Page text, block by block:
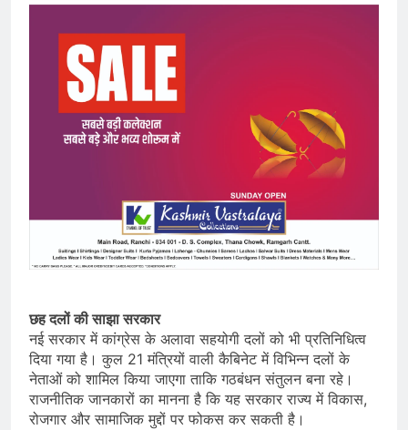
छह दलों की साझा सरकार
नई सरकार में कांग्रेस के अलावा सहयोगी दलों को भी प्रतिनिधित्व
दिया गया है। कुल 21 मंत्रियों वाली कैबिनेट में विभिन्न दलों के
नेताओं को शामिल किया जाएगा ताकि गठबंधन संतुलन बना रहे।
राजनीतिक जानकारों का मानना है कि यह सरकार राज्य में विकास,
रोजगार और सामाजिक मुद्दों पर फोकस कर सकती है।